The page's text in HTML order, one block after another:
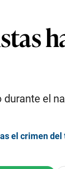
el
el crimen